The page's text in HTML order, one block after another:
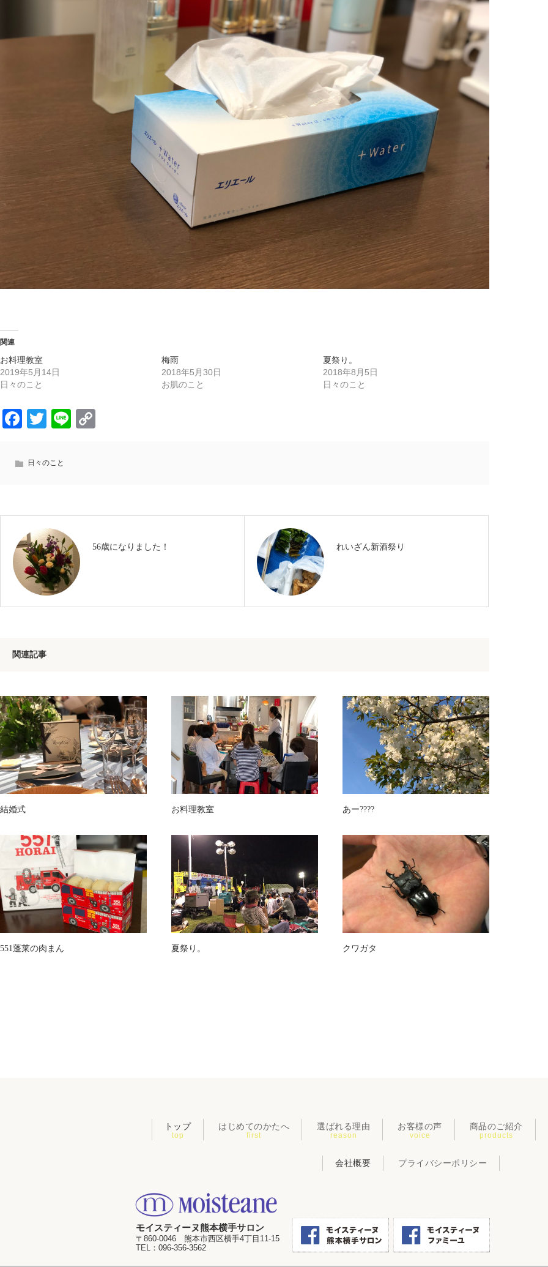
関連
お料理教室
2019年5月14日
日々のこと
梅雨
2018年5月30日
お肌のこと
夏祭り。
2018年8月5日
日々のこと
Facebook
Twitter
Line
日々のこと
56歳になりました！ れいざん新酒祭り
関連記事
結婚式 お料理教室 あー????
551蓬莱の肉まん 夏祭り。 クワガタ
トップ
top
はじめてのかたへ
first
選ばれる理由
reason
お客様の声
voice
商品のご紹介
products
会社概要 プライバシーポリシー
モイスティーヌ熊本横手サロン
〒860-0046 熊本市西区横手4丁目11-15
TEL： 096-356-3562